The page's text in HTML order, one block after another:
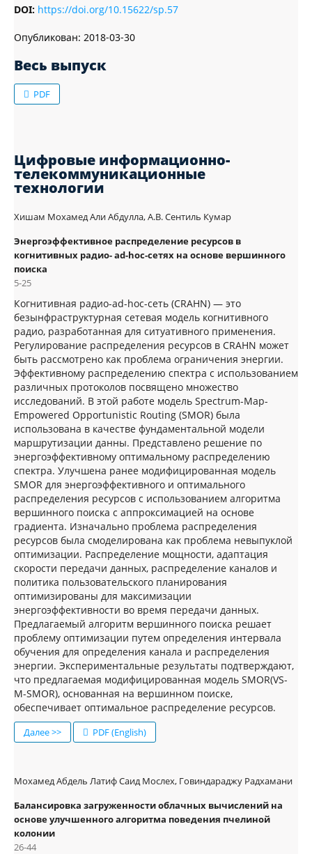
DOI: https://doi.org/10.15622/sp.57
Опубликован: 2018-03-30
Весь выпуск
PDF
Цифровые информационно-
телекоммуникационные
технологии
Хишам Мохамед Али Абдулла, А.В. Сентиль Кумар
Энергоэффективное распределение ресурсов в
когнитивных радио- ad-hoc-сетях на основе вершинного
поиска
5-25
Когнитивная радио-ad-hoc-сеть (CRAHN) — это
безынфраструктурная сетевая модель когнитивного
радио, разработанная для ситуативного применения.
Регулирование распределения ресурсов в CRAHN может
быть рассмотрено как проблема ограничения энергии.
Эффективному распределению спектра с использованием
различных протоколов посвящено множество
исследований. В этой работе модель Spectrum-Map-
Empowered Opportunistic Routing (SMOR) была
использована в качестве фундаментальной модели
маршрутизации данны. Представлено решение по
энергоэффективному оптимальному распределению
спектра. Улучшена ранее модифицированная модель
SMOR для энергоэффективного и оптимального
распределения ресурсов с использованием алгоритма
вершинного поиска с аппроксимацией на основе
градиента. Изначально проблема распределения
ресурсов была смоделирована как проблема невыпуклой
оптимизации. Распределение мощности, адаптация
скорости передачи данных, распределение каналов и
политика пользовательского планирования
оптимизированы для максимизации
энергоэффективности во время передачи данных.
Предлагаемый алгоритм вершинного поиска решает
проблему оптимизации путем определения интервала
обучения для определения канала и распределения
энергии. Экспериментальные результаты подтверждают,
что предлагаемая модифицированная модель SMOR(VS-
M-SMOR), основанная на вершинном поиске,
обеспечивает оптимальное распределение ресурсов.
Далее >> PDF (English)
Мохамед Абдель Латиф Саид Мослех, Говиндараджу Радхамани
Балансировка загруженности облачных вычислений на
основе улучшенного алгоритма поведения пчелиной
колонии
26-44